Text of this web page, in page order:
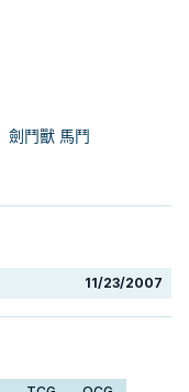
劍鬥獸 馬鬥
11/23/2007